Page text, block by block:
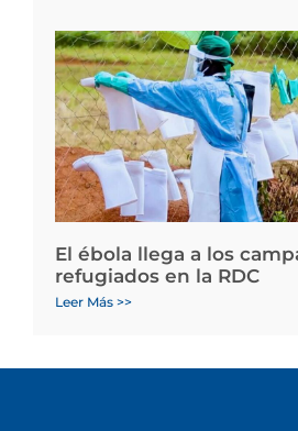
El ébola llega a los
refugiados en la RDC
Leer Más >>